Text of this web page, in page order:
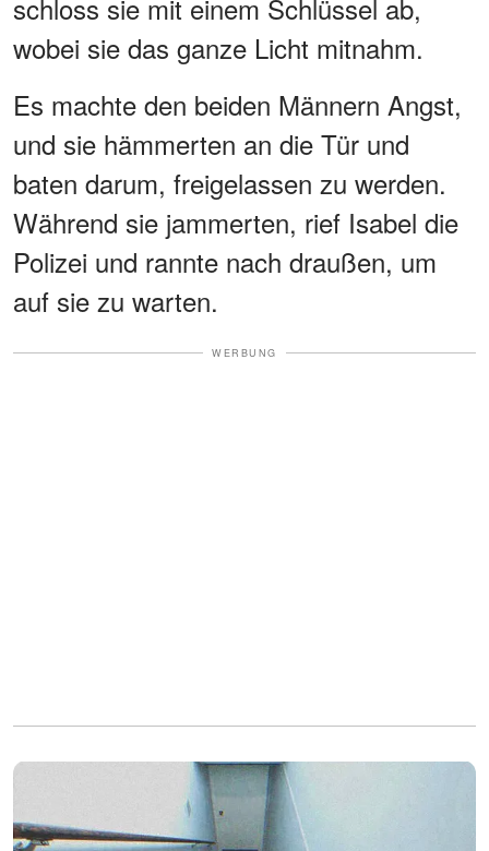
schloss sie mit einem Schlüssel ab,
wobei sie das ganze Licht mitnahm.
Es machte den beiden Männern Angst,
und sie hämmerten an die Tür und
baten darum, freigelassen zu werden.
Während sie jammerten, rief Isabel die
Polizei und rannte nach draußen, um
auf sie zu warten.
WERBUNG